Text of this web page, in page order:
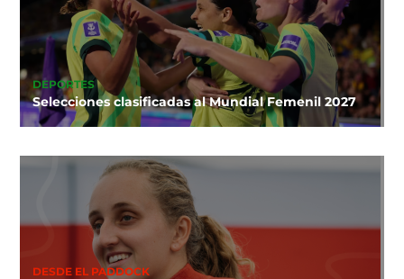
DEPORTES
Selecciones clasificadas al Mundial Femenil 2027
DESDE EL PADDOCK